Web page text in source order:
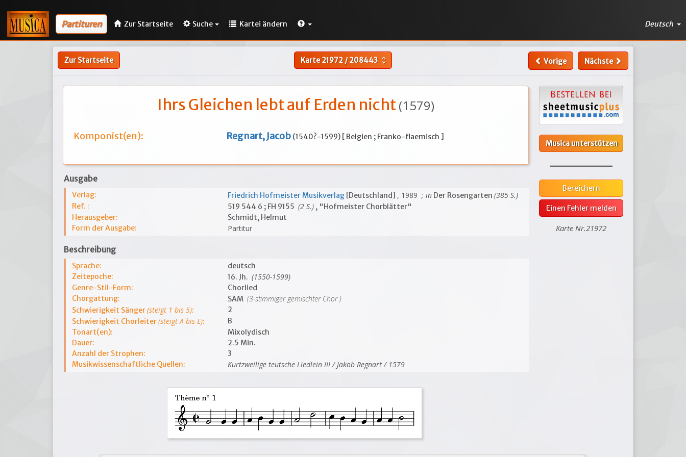
Partituren Zur Startseite Suche Kartei ändern Deutsch
Zur Startseite Karte21972/208443 unfold_more Vorige Nächste
Ihrs Gleichen lebt auf Erden nicht(1579)
Komponist(en): Regnart, Jacob (1540?-1599) [ Belgien ; Franko-flaemisch ]
Ausgabe
Verlag: Friedrich Hofmeister Musikverlag [Deutschland] , 1989 ; in Der Rosengarten(385 S.)
Ref. : 519 544 6 ; FH 9155 (2 S.) , "Hofmeister Chorblätter"
Herausgeber:
Schmidt, Helmut
Form der Ausgabe:
Partitur
Beschreibung
Sprache:
deutsch
Zeitepoche:
16. Jh. (1550-1599)
Genre-Stil-Form:
Chorlied
Chorgattung:
SAM (3-stimmiger gemischter Chor )
Schwierigkeit Sänger(steigt 1 bis 5):
2
Schwierigkeit Chorleiter(steigt A bis E):
B
Tonart(en):
Mixolydisch
Dauer:
2.5 Min.
Anzahl der Strophen:
3
Musikwissenschaftliche Quellen:
Kurtzweilige teutsche Liedlein III / Jakob Regnart / 1579
Musica unterstützen
Bereichern
Einen Fehler melden
Karte Nr.21972